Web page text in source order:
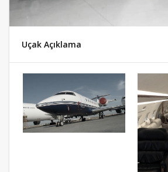
Uçak Açıklama